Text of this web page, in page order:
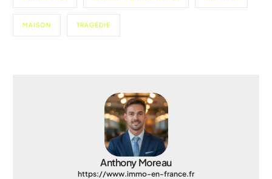
MAISON TRAGÉDIE
Anthony Moreau
https://www.immo-en-france.fr